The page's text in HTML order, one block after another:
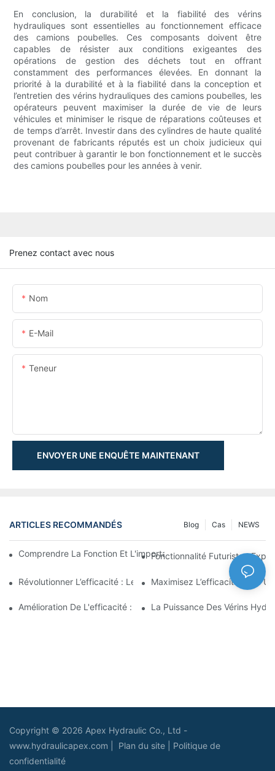
En conclusion, la durabilité et la fiabilité des vérins
hydrauliques sont essentielles au fonctionnement efficace
des camions poubelles. Ces composants doivent être
capables de résister aux conditions exigeantes des
opérations de gestion des déchets tout en offrant
constamment des performances élevées. En donnant la
priorité à la durabilité et à la fiabilité dans la conception et
l’entretien des vérins hydrauliques des camions poubelles, les
opérateurs peuvent maximiser la durée de vie de leurs
véhicules et minimiser le risque de réparations coûteuses et
de temps d’arrêt. Investir dans des cylindres de haute qualité
provenant de fabricants réputés est un choix judicieux qui
peut contribuer à garantir le bon fonctionnement et le succès
des camions poubelles pour les années à venir.
Prenez contact avec nous
Nom
E-Mail
Teneur
ENVOYER UNE ENQUÊTE MAINTENANT
ARTICLES RECOMMANDÉS NEWS
Cas
Blog
Comprendre La Fonction Et L'importance Des Vérins
Fonctionnalité Futuriste :
Révolutionner L’efficacité : Le Vérin Télescopique Électrique
Maximisez L’efficacité Avec
Amélioration De L'efficacité : Les Avantages D'un Vérin
La Puissance Des Vérins
Copyright © 2026 Apex Hydraulic Co., Ltd -
www.hydraulicapex.com | Plan du site
Politique de
confidentialité